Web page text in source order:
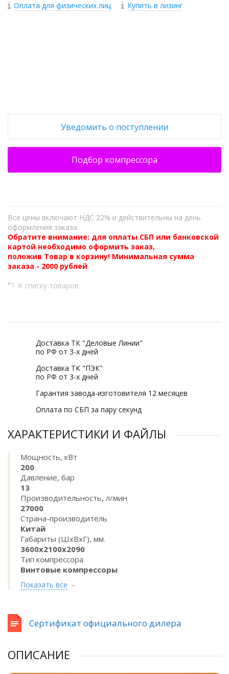
Оплата для физических лиц
Купить в лизинг
Уведомить о поступлении
Подбор компрессора
Все цены включают НДС 22% и действительны на день
оформления заказа.
Обратите внимание: для оплаты СБП или банковской
картой необходимо оформить заказ,
положив Товар в корзину! Минимальная сумма
заказа - 2000 рублей
К списку товаров
Доставка ТК "Деловые Линии"
по РФ от 3-х дней
Доставка ТК "ПЭК"
по РФ от 3-х дней
Гарантия завода-изготовителя 12 месяцев
Оплата по СБП за пару секунд
ХАРАКТЕРИСТИКИ И ФАЙЛЫ
Мощность, кВт
200
Давление, бар
13
Производительность, л/мин
27000
Страна-производитель
Китай
Габариты (ШхВхГ), мм.
3600x2100x2090
Тип компрессора
Винтовые компрессоры
Показать все
Сертификат официального дилера
ОПИСАНИЕ